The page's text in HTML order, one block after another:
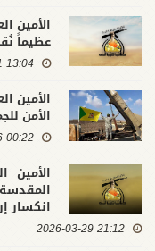
الأمين
عظيماً
13:04 2026-04-11
الأمين
الأمن
00:22 2026-04-06
الأمين
انكسار
21:12 2026-03-29